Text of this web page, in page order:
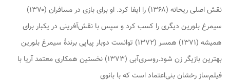
نقش اصلیریحانه (۱۳۶۸) را ایفا کرد. او برای بازی در مسافران
(۱۳۷۰)
سیمرغ بلورین دیگری را کسب کرد و سپس با نقش‌آفرینی در یکبار برای
همیشه (۱۳۷۱) همسر
(۱۳۷۲) توانست دوبار پیاپی برندهٔ سیمرغ بلورین
بهترین بازیگر زن شود.روسری‌آبی
(۱۳۷۳) نخستین همکاری معتمد آریا با
فیلم‌ساز رخشان بنی‌اعتماد است که با بانوی